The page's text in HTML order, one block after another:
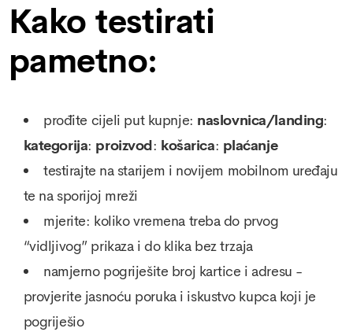
Kako testirati
pametno:
prođite cijeli put kupnje: naslovnica/landing:
kategorija: proizvod: košarica: plaćanje
testirajte na starijem i novijem mobilnom uređaju
te na sporijoj mreži
mjerite: koliko vremena treba do prvog
“vidljivog” prikaza i do klika bez trzaja
namjerno pogriješite broj kartice i adresu -
provjerite jasnoću poruka i iskustvo kupca koji je
pogriješio